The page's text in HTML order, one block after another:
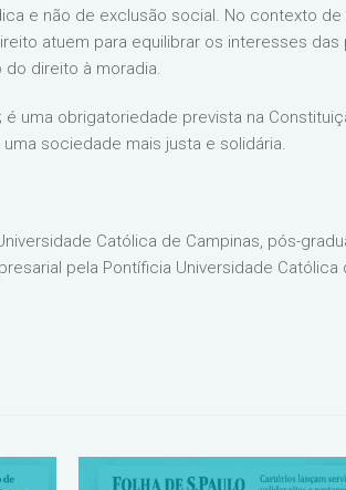
e não de exclusão social. No contexto
atuem para equilibrar os interesses
direito à moradia.
uma obrigatoriedade prevista na
sociedade mais justa e solidária.
Católica de Campinas, pós-
pela Pontíficia Universidade